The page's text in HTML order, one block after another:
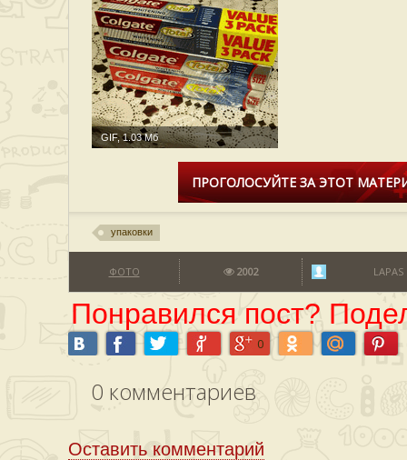
GIF, 1.03 Мб
ПРОГОЛОСУЙТЕ ЗА ЭТОТ
упаковки
ФОТО 2002 LAPAS
Понравился пост?
0
0 комментариев
Оставить комментарий